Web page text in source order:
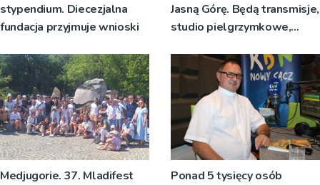
stypendium. Diecezjalna
fundacja przyjmuje wnioski
Jasną Górę. Będą transmisje,
studio pielgrzymkowe,
Medjugorie. 37. Mladifest
Ponad 5 tysięcy osób